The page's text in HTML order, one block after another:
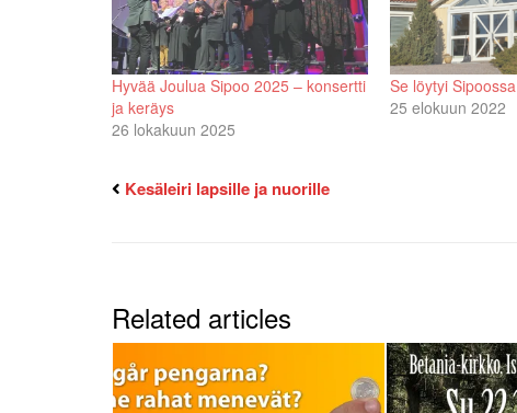
Hyvää Joulua Sipoo 2025 – konsertti
ja keräys
26 lokakuun 2025
Se löytyi Sipoossa
25 elokuun 2022
Kesäleiri lapsille ja nuorille
Related articles